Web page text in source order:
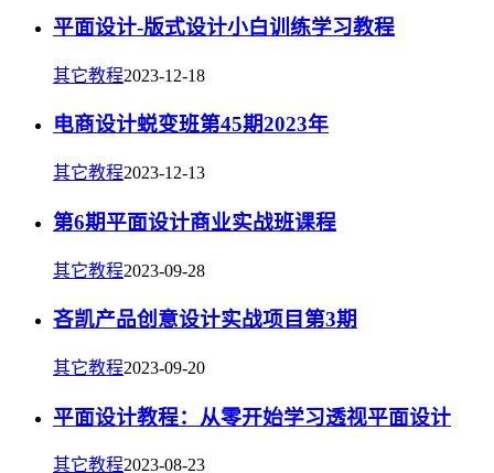
平面设计-版式设计小白训练学习教程
其它教程2023-12-18
电商设计蜕变班第45期2023年
其它教程2023-12-13
第6期平面设计商业实战班课程
其它教程2023-09-28
吝凯产品创意设计实战项目第3期
其它教程2023-09-20
平面设计教程：从零开始学习透视平面设计
其它教程2023-08-23